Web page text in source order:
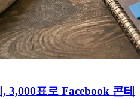
3,000표로 Facebook 콘테